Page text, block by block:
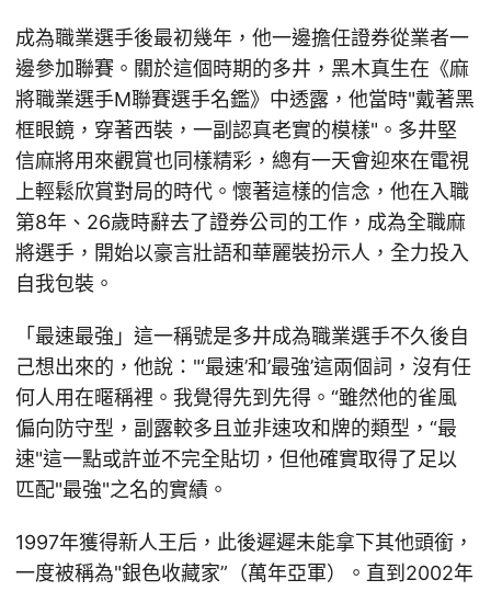
成為職業選手後最初幾年，他一邊擔任證券從業者一
邊參加聯賽。關於這個時期的多井，黑木真生在《麻
將職業選手M聯賽選手名鑑》中透露，他當時"戴著黑
框眼鏡，穿著西裝，一副認真老實的模樣"。多井堅
信麻將用來觀賞也同樣精彩，總有一天會迎來在電視
上輕鬆欣賞對局的時代。懷著這樣的信念，他在入職
第8年、26歲時辭去了證券公司的工作，成為全職麻
將選手，開始以豪言壯語和華麗裝扮示人，全力投入
自我包裝。
「最速最強」這一稱號是多井成為職業選手不久後自
己想出來的，他說："‘最速’和’最強’這兩個詞，沒有任
何人用在暱稱裡。我覺得先到先得。“雖然他的雀風
偏向防守型，副露較多且並非速攻和牌的類型，“最
速"這一點或許並不完全貼切，但他確實取得了足以
匹配"最強"之名的實績。
1997年獲得新人王后，此後遲遲未能拿下其他頭銜，
一度被稱為"銀色收藏家”（萬年亞軍）。直到2002年